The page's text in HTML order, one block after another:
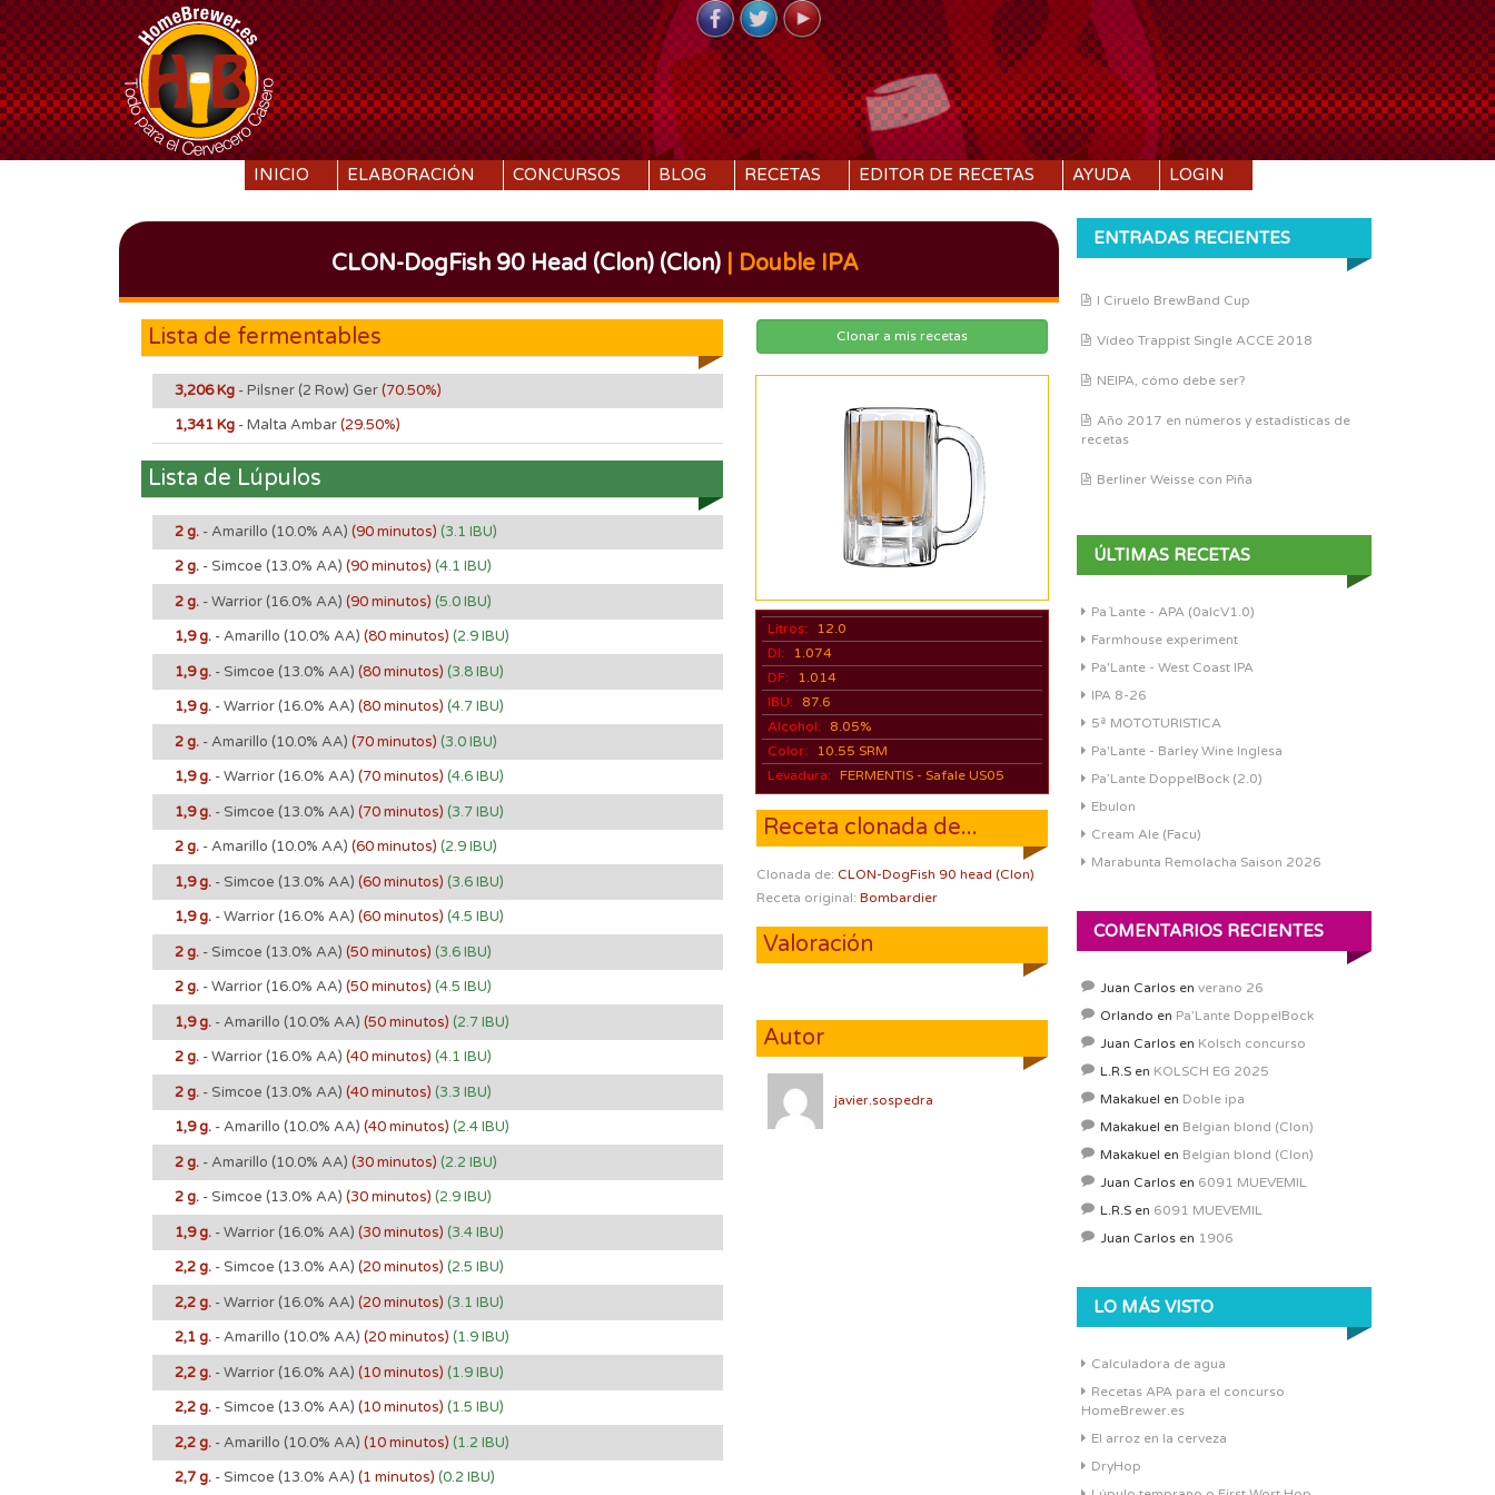
SKIP TO CONTENT
INICIO ELABORACIÓN CONCURSOS BLOG RECETAS EDITOR DE RECETAS AYUDA LOGIN
CLON-DogFish 90 Head (Clon) (Clon)| Double IPA
Lista de fermentables
3,206 Kg - Pilsner (2 Row) Ger(70.50%)
1,341 Kg - Malta Ambar(29.50%)
Lista de Lúpulos
2 g. - Amarillo (10.0% AA) (90 minutos) (3.1 IBU)
2 g. - Simcoe (13.0% AA) (90 minutos) (4.1 IBU)
2 g. - Warrior (16.0% AA) (90 minutos) (5.0 IBU)
1,9 g. - Amarillo (10.0% AA) (80 minutos) (2.9 IBU)
1,9 g. - Simcoe (13.0% AA) (80 minutos) (3.8 IBU)
1,9 g. - Warrior(16.0% AA) (80 minutos) (4.7 IBU)
2 g. - Amarillo (10.0% AA) (70 minutos) (3.0 IBU)
1,9 g. - Warrior(16.0% AA) (70 minutos) (4.6 IBU)
1,9 g. - Simcoe (13.0% AA) (70 minutos) (3.7 IBU)
2 g. - Amarillo (10.0% AA) (60 minutos) (2.9 IBU)
1,9 g. - Simcoe (13.0% AA) (60 minutos) (3.6 IBU)
1,9 g. - Warrior(16.0% AA) (60 minutos) (4.5 IBU)
2 g. - Simcoe (13.0% AA) (50 minutos) (3.6 IBU)
2 g. - Warrior(16.0% AA) (50 minutos) (4.5 IBU)
1,9 g. - Amarillo (10.0% AA) (50 minutos) (2.7 IBU)
2 g. - Warrior(16.0% AA) (40 minutos) (4.1 IBU)
2 g. - Simcoe (13.0% AA) (40 minutos) (3.3 IBU)
1,9 g. - Amarillo (10.0% AA) (40 minutos) (2.4 IBU)
2 g. - Amarillo (10.0% AA) (30 minutos) (2.2 IBU)
2 g. - Simcoe (13.0% AA) (30 minutos) (2.9 IBU)
1,9 g. - Warrior (16.0% AA) (30 minutos) (3.4 IBU)
2,2 g. - Simcoe (13.0% AA) (20 minutos) (2.5 IBU)
2,2 g. - Warrior (16.0% AA) (20 minutos) (3.1 IBU)
2,1 g. - Amarillo (10.0% AA) (20 minutos) (1.9 IBU)
2,2 g. - Warrior (16.0% AA) (10 minutos) (1.9 IBU)
2,2 g. - Simcoe (13.0% AA) (10 minutos) (1.5 IBU)
2,2 g. - Amarillo (10.0% AA) (10 minutos) (1.2 IBU)
2,7 g. - Simcoe (13.0% AA) (1 minutos) (0.2 IBU)
Clonar a mis recetas
Litros:
12.0
DI:
1.074
DF:
1.014
IBU:
87.6
Alcohol:
8.05%
Color:
10.55 SRM
Levadura: FERMENTIS - Safale US05
Receta clonada de...
Clonada de: CLON-DogFish 90 head (Clon)
Receta original:Bombardier
Valoración
Autor
javier.sospedra
ENTRADAS RECIENTES
I Ciruelo BrewBand Cup
Vídeo Trappist Single ACCE 2018
NEIPA, cómo debe ser?
Año 2017 en números y estadísticas de
recetas
Berliner Weisse con Piña
ÚLTIMAS RECETAS
Pa´Lante - APA (0alcV1.0)
Farmhouse experiment
Pa'Lante - West Coast IPA
IPA 8-26
5ª MOTOTURISTICA
Pa'Lante - Barley Wine Inglesa
Pa’Lante DoppelBock (2.0)
Ebulon
Cream Ale (Facu)
Marabunta Remolacha Saison 2026
COMENTARIOS RECIENTES
Juan Carlos en verano 26
Orlando en Pa’Lante DoppelBock
Juan Carlos en Kolsch concurso
L.R.S en KOLSCH EG 2025
Makakuel en Doble ipa
Makakuel en Belgian blond (Clon)
Makakuel en Belgian blond (Clon)
Juan Carlos en 6091 MUEVEMIL
L.R.S en 6091 MUEVEMIL
Juan Carlos en 1906
LO MÁS VISTO
Calculadora de agua
Recetas APA para el concurso
HomeBrewer.es
El arroz en la cerveza
DryHop